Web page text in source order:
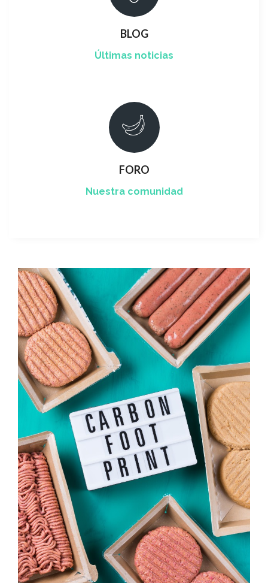
BLOG
Últimas noticias
FORO
Nuestra comunidad